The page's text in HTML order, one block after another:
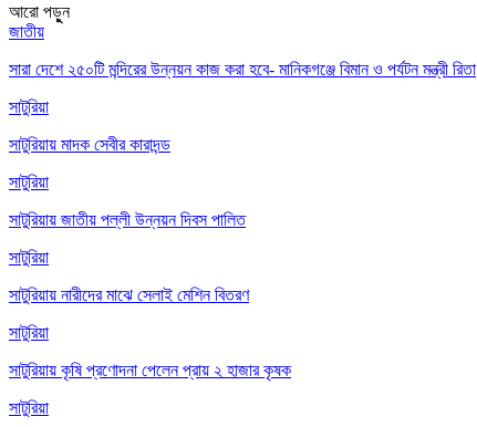
আরো পড়ুুন
জাতীয়
সারা দেশে ২৫০টি মন্দিরের উন্নয়ন কাজ করা হবে- মানিকগঞ্জে বিমান ও পর্যটন মন্ত্রী রিতা
সাটুরিয়া
সাটুরিয়ায় মাদক সেবীর কারাদন্ড
সাটুরিয়া
সাটুরিয়ায় জাতীয় পল্লী উন্নয়ন দিবস পালিত
সাটুরিয়া
সাটুরিয়ায় নারীদের মাঝে সেলাই মেশিন বিতরণ
সাটুরিয়া
সাটুরিয়ায় কৃষি প্রণোদনা পেলেন প্রায় ২ হাজার কৃষক
সাটুরিয়া